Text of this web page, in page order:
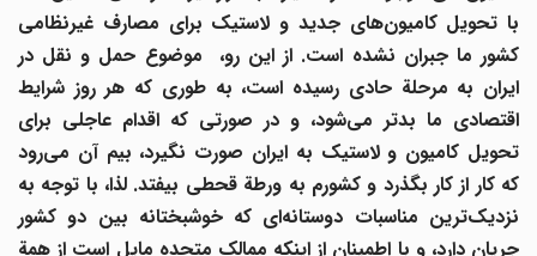
با تحویل کامیونهای جدید و لاستیک برای مصارف غیرنظامی
کشور ما جبران نشده است. از این رو، موضوع حمل و نقل در
ایران به مرحلة حادی رسیده است، به طوری که هر روز شرایط
اقتصادی ما بدتر میشود، و در صورتی که اقدام عاجلی برای
تحویل کامیون و لاستیک به ایران صورت نگیرد، بیم آن میرود
که کار از کار بگذرد و کشورم به ورطة قحطی بیفتد. لذا، با توجه به
نزدیکترین مناسبات دوستانهای که خوشبختانه بین دو کشور
جریان دارد، و با اطمینان از اینکه ممالک متحده مایل است از همة